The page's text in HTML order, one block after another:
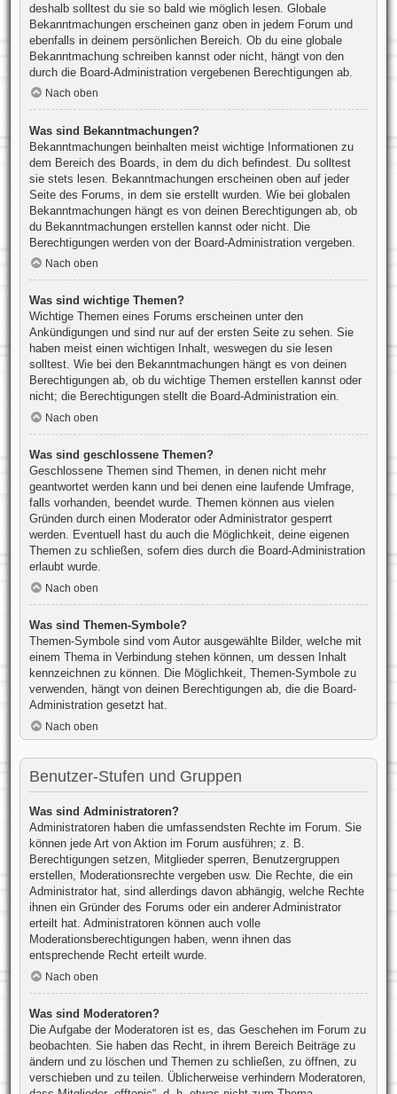
deshalb solltest du sie so bald wie möglich lesen. Globale
Bekanntmachungen erscheinen ganz oben in jedem Forum und
ebenfalls in deinem persönlichen Bereich. Ob du eine globale
Bekanntmachung schreiben kannst oder nicht, hängt von den
durch die Board-Administration vergebenen Berechtigungen ab.
Nach oben
Was sind Bekanntmachungen?
Bekanntmachungen beinhalten meist wichtige Informationen zu
dem Bereich des Boards, in dem du dich befindest. Du solltest
sie stets lesen. Bekanntmachungen erscheinen oben auf jeder
Seite des Forums, in dem sie erstellt wurden. Wie bei globalen
Bekanntmachungen hängt es von deinen Berechtigungen ab, ob
du Bekanntmachungen erstellen kannst oder nicht. Die
Berechtigungen werden von der Board-Administration vergeben.
Nach oben
Was sind wichtige Themen?
Wichtige Themen eines Forums erscheinen unter den
Ankündigungen und sind nur auf der ersten Seite zu sehen. Sie
haben meist einen wichtigen Inhalt, weswegen du sie lesen
solltest. Wie bei den Bekanntmachungen hängt es von deinen
Berechtigungen ab, ob du wichtige Themen erstellen kannst oder
nicht; die Berechtigungen stellt die Board-Administration ein.
Nach oben
Was sind geschlossene Themen?
Geschlossene Themen sind Themen, in denen nicht mehr
geantwortet werden kann und bei denen eine laufende Umfrage,
falls vorhanden, beendet wurde. Themen können aus vielen
Gründen durch einen Moderator oder Administrator gesperrt
werden. Eventuell hast du auch die Möglichkeit, deine eigenen
Themen zu schließen, sofern dies durch die Board-Administration
erlaubt wurde.
Nach oben
Was sind Themen-Symbole?
Themen-Symbole sind vom Autor ausgewählte Bilder, welche mit
einem Thema in Verbindung stehen können, um dessen Inhalt
kennzeichnen zu können. Die Möglichkeit, Themen-Symbole zu
verwenden, hängt von deinen Berechtigungen ab, die die Board-
Administration gesetzt hat.
Nach oben
Benutzer-Stufen und Gruppen
Was sind Administratoren?
Administratoren haben die umfassendsten Rechte im Forum. Sie
können jede Art von Aktion im Forum ausführen; z. B.
Berechtigungen setzen, Mitglieder sperren, Benutzergruppen
erstellen, Moderationsrechte vergeben usw. Die Rechte, die ein
Administrator hat, sind allerdings davon abhängig, welche Rechte
ihnen ein Gründer des Forums oder ein anderer Administrator
erteilt hat. Administratoren können auch volle
Moderationsberechtigungen haben, wenn ihnen das
entsprechende Recht erteilt wurde.
Nach oben
Was sind Moderatoren?
Die Aufgabe der Moderatoren ist es, das Geschehen im Forum zu
beobachten. Sie haben das Recht, in ihrem Bereich Beiträge zu
ändern und zu löschen und Themen zu schließen, zu öffnen, zu
verschieben und zu teilen. Üblicherweise verhindern Moderatoren,